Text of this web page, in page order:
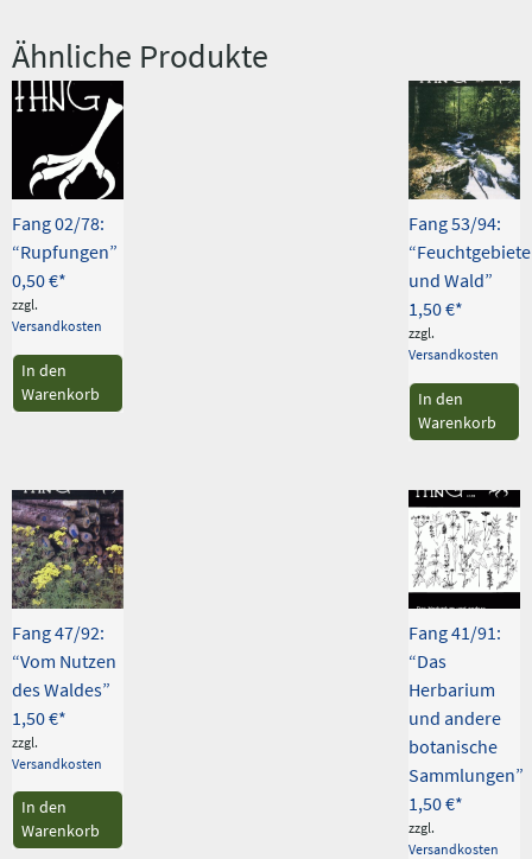
Ähnliche Produkte
Fang 02/78:
“Rupfungen”
0,50€
zzgl.
Versandkosten
In den
Warenkorb
Fang 53/94:
“Feuchtgebiete
und Wald”
1,50€
zzgl.
Versandkosten
In den
Warenkorb
Fang 47/92:
“Vom Nutzen
des Waldes”
1,50€
zzgl.
Versandkosten
In den
Warenkorb
Fang 41/91:
“Das
Herbarium
und andere
botanische
Sammlungen”
1,50€
zzgl.
Versandkosten